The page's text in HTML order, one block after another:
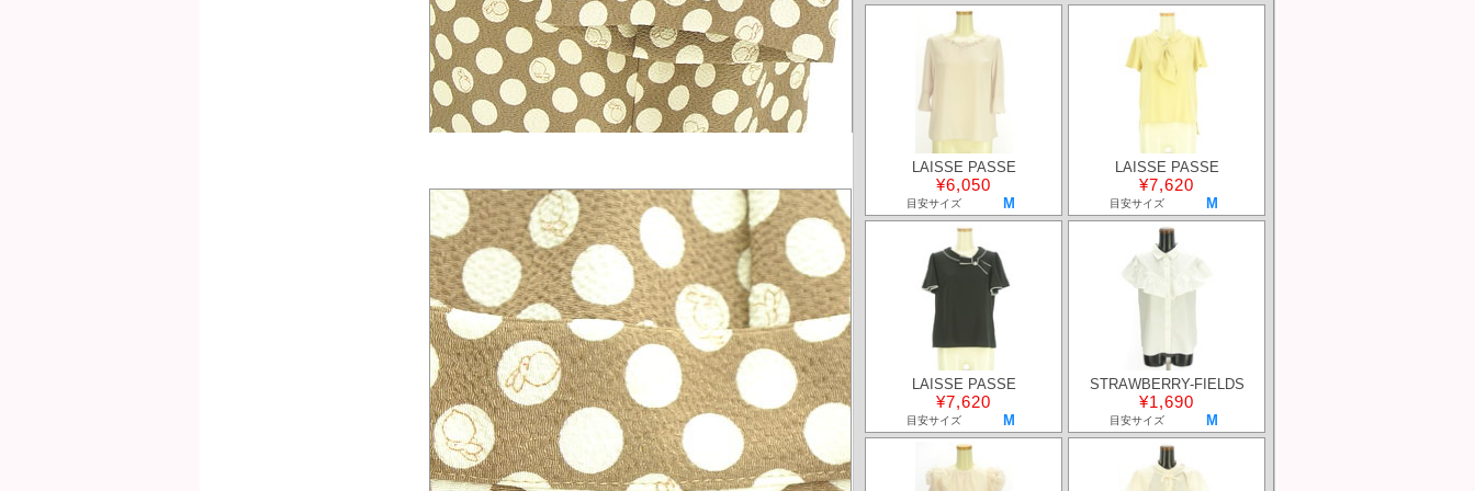
LAISSE PASSE
¥6,050
目安サイズ M
LAISSE PASSE
¥7,620
目安サイズ M
LAISSE PASSE
¥7,620
目安サイズ M
STRAWBERRY-FIELDS
¥1,690
目安サイズ M